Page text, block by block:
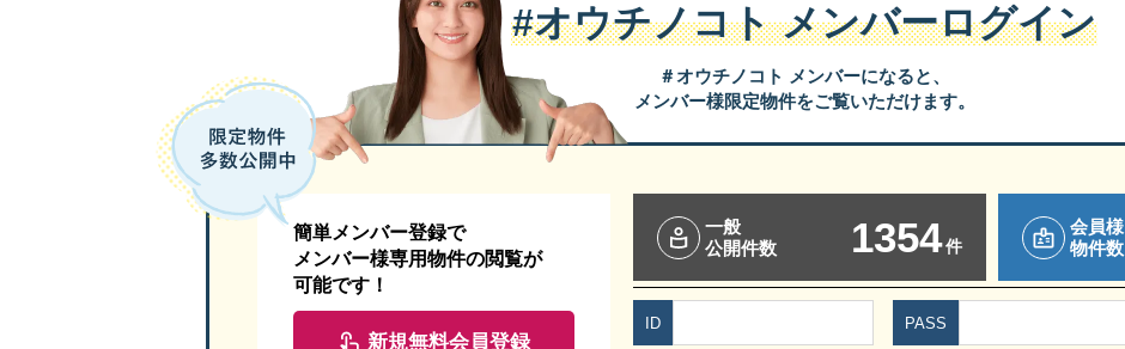
#オウチノコトメンバーログイン
＃オウチノコト メンバーになると、
メンバー様限定物件をご覧いただけます。
簡単メンバー登録で
メンバー様専用物件の閲覧が
可能です！
新規無料会員登録
一般
公開件数
1354件
会員様
物件数
ID PASS